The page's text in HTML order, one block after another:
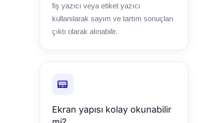
fiş yazıcı veya etiket yazıcı
kullanılarak sayım ve tartım sonuçları
çıktı olarak alınabilir.
📟
Ekran yapısı kolay okunabilir